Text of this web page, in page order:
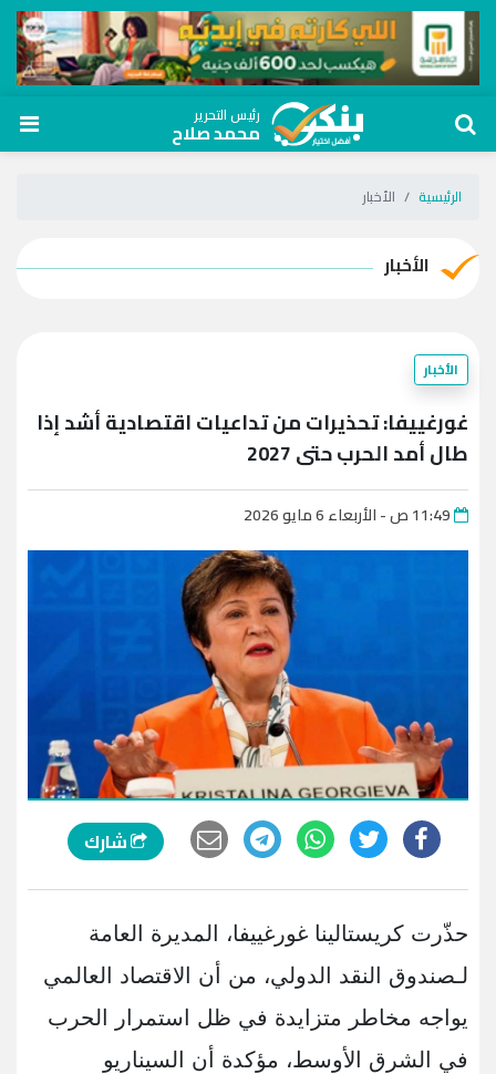
رئيس التحرير
محمد صلاح
الرئيسية الأخبار
الأخبار
الأخبار
غورغييفا: تحذيرات من تداعيات اقتصادية أشد إذا
طال أمد الحرب حتى 2027
شارك
حذّرت كريستالينا غورغييفا، المديرة العامة
لـصندوق النقد الدولي، من أن الاقتصاد العالمي
يواجه مخاطر متزايدة في ظل استمرار الحرب
في الشرق الأوسط، مؤكدة أن السيناريو